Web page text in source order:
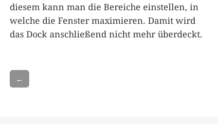
diesem kann man die Bereiche einstellen, in
welche die Fenster maximieren. Damit wird
das Dock anschließend nicht mehr überdeckt.
←